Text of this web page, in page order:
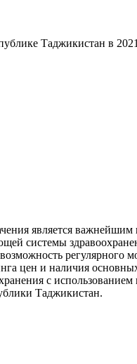
Таджикистан в
является
системы
регулярного
цен и наличия
с
Таджикистан.